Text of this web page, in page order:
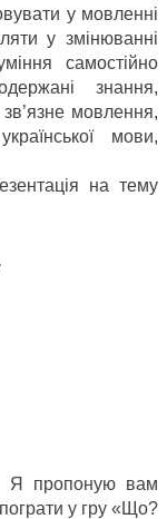
у мовленні
у змінюванні
самостійно
знання,
зв’язне мовлення,
мови,
на тему
Я пропоную вам
у гру «Що?